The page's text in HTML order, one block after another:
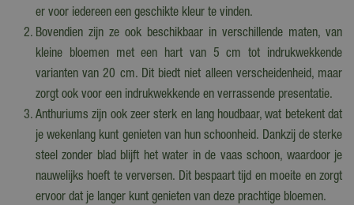
er voor iedereen een geschikte kleur te vinden.
Bovendien zijn ze ook beschikbaar in verschillende maten, van
kleine bloemen met een hart van 5 cm tot indrukwekkende
varianten van 20 cm. Dit biedt niet alleen verscheidenheid, maar
zorgt ook voor een indrukwekkende en verrassende presentatie.
Anthuriums zijn ook zeer sterk en lang houdbaar, wat betekent dat
je wekenlang kunt genieten van hun schoonheid. Dankzij de sterke
steel zonder blad blijft het water in de vaas schoon, waardoor je
nauwelijks hoeft te verversen. Dit bespaart tijd en moeite en zorgt
ervoor dat je langer kunt genieten van deze prachtige bloemen.